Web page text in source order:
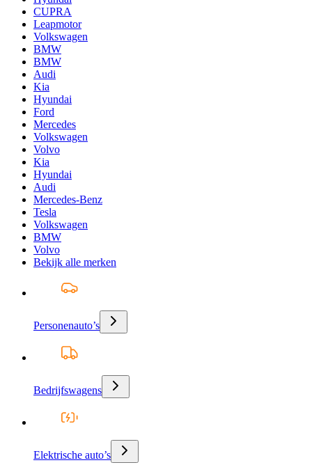
CUPRA
Leapmotor
Volkswagen
BMW
BMW
Audi
Kia
Hyundai
Ford
Mercedes
Volkswagen
Volvo
Kia
Hyundai
Audi
Mercedes-Benz
Tesla
Volkswagen
BMW
Volvo
Bekijk alle merken
Personenauto’s
Bedrijfswagens
Elektrische auto’s